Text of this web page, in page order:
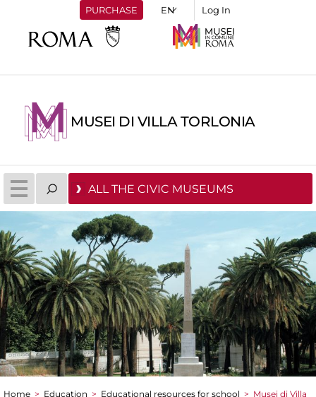
PURCHASE Log In
MUSEI DI VILLA TORLONIA
ALL THE CIVIC MUSEUMS
Home > Education > Educational resources for school > Musei di Villa